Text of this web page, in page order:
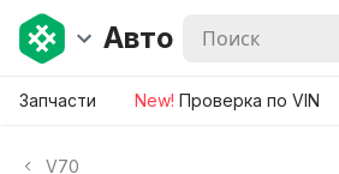
Авто
Запчасти New! Проверка по VIN
V70